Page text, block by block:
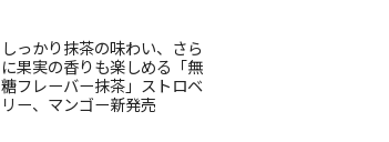
しっかり抹茶の味わい、さら
に果実の香りも楽しめる「無
糖フレーバー抹茶」ストロベ
リー、マンゴー新発売